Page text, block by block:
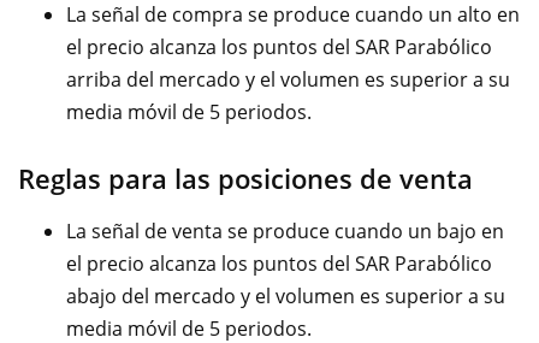
La señal de compra se produce cuando un alto en
el precio alcanza los puntos del SAR Parabólico
arriba del mercado y el volumen es superior a su
media móvil de 5 periodos.
Reglas para las posiciones de venta
La señal de venta se produce cuando un bajo en
el precio alcanza los puntos del SAR Parabólico
abajo del mercado y el volumen es superior a su
media móvil de 5 periodos.